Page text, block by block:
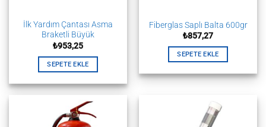
İlk Yardım Çantası Asma
Braketli Büyük
₺953,25
SEPETE EKLE
Fiberglas Saplı Balta 600gr
₺857,27
SEPETE EKLE